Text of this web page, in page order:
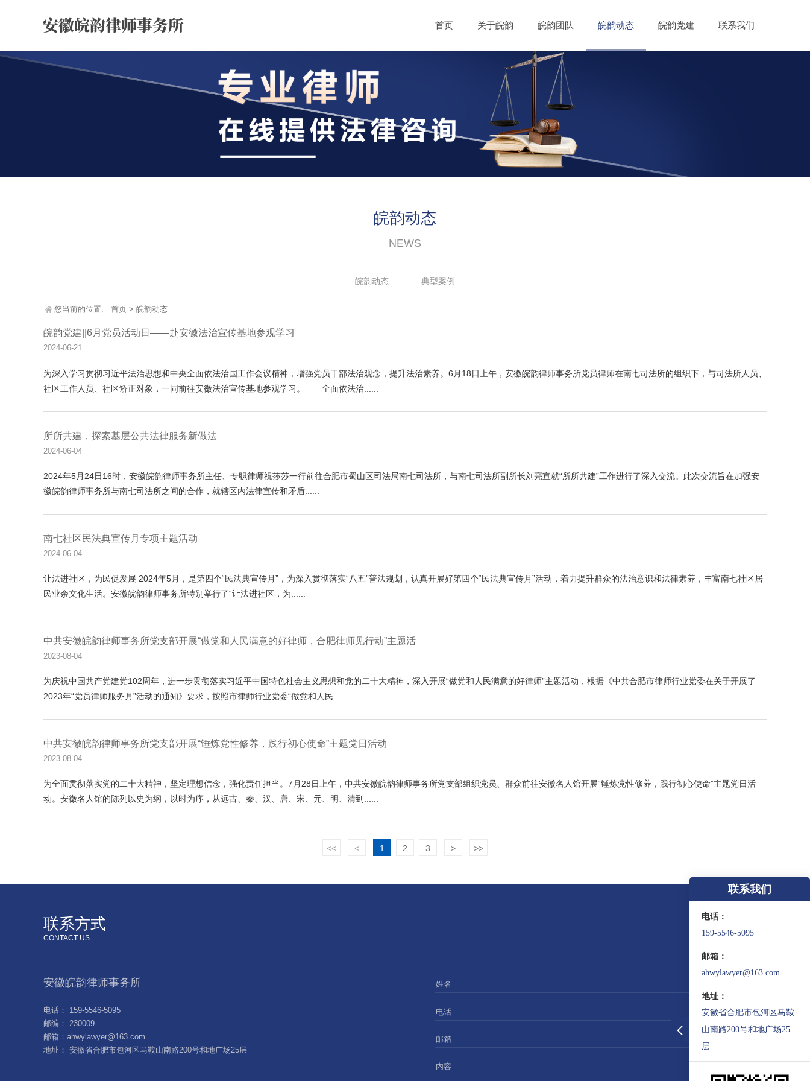
首页 关于皖韵 皖韵团队 皖韵动态 皖韵党建 联系我们
皖韵动态
NEWS
皖韵动态 典型案例
您当前的位置: 首页 > 皖韵动态
皖韵党建||6月党员活动日——赴安徽法治宣传基地参观学习
2024-06-21
为深入学习贯彻习近平法治思想和中央全面依法治国工作会议精神，增强党员干部法治观念，提升法治素养。6月18日上午，安徽皖韵律师事务所党员律师在南七司法所的组织下，与司法所人员、
社区工作人员、社区矫正对象，一同前往安徽法治宣传基地参观学习。 全面依法治......
所所共建，探索基层公共法律服务新做法
2024-06-04
2024年5月24日16时，安徽皖韵律师事务所主任、专职律师祝莎莎一行前往合肥市蜀山区司法局南七司法所，与南七司法所副所长刘亮宣就“所所共建”工作进行了深入交流。此次交流旨在加强安
徽皖韵律师事务所与南七司法所之间的合作，就辖区内法律宣传和矛盾......
南七社区民法典宣传月专项主题活动
2024-06-04
让法进社区，为民促发展 2024年5月，是第四个“民法典宣传月”，为深入贯彻落实“八五”普法规划，认真开展好第四个“民法典宣传月”活动，着力提升群众的法治意识和法律素养，丰富南七社区居
民业余文化生活。安徽皖韵律师事务所特别举行了“让法进社区，为......
中共安徽皖韵律师事务所党支部开展“做党和人民满意的好律师，合肥律师见行动”主题活
2023-08-04
为庆祝中国共产党建党102周年，进一步贯彻落实习近平中国特色社会主义思想和党的二十大精神，深入开展“做党和人民满意的好律师”主题活动，根据《中共合肥市律师行业党委在关于开展了
2023年“党员律师服务月”活动的通知》要求，按照市律师行业党委“做党和人民......
中共安徽皖韵律师事务所党支部开展“锤炼党性修养，践行初心使命”主题党日活动
2023-08-04
为全面贯彻落实党的二十大精神，坚定理想信念，强化责任担当。7月28日上午，中共安徽皖韵律师事务所党支部组织党员、群众前往安徽名人馆开展“锤炼党性修养，践行初心使命”主题党日活
动。安徽名人馆的陈列以史为纲，以时为序，从远古、秦、汉、唐、宋、元、明、清到......
<< < 1 2 3 > >>
联系方式
CONTACT US
安徽皖韵律师事务所
电话： 159-5546-5095
邮编： 230009
邮箱：ahwylawyer@163.com
地址： 安徽省合肥市包河区马鞍山南路200号和地广场25层
姓名
电话
邮箱
内容
联系我们
电话：
159-5546-5095
邮箱：
ahwylawyer@163.com
地址：
安徽省合肥市包河区马鞍
山南路200号和地广场25
层